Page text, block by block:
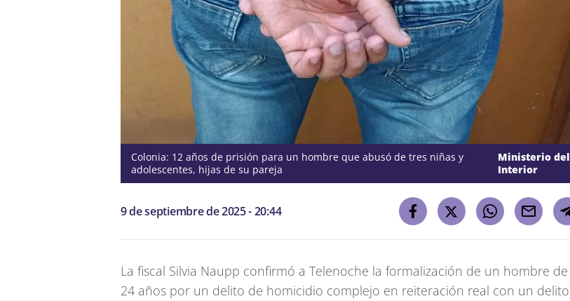
Colonia: 12 años de prisión para un hombre que abusó de tres niñas y
adolescentes, hijas de su pareja
Ministerio del
Interior
9 de septiembre de 2025 - 20:44
La fiscal Silvia Naupp confirmó a Telenoche la formalización de un hombre de
24 años por un delito de homicidio complejo en reiteración real con un delito